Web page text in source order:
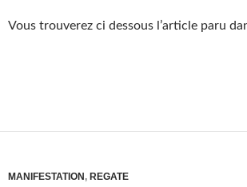
Vous trouverez ci dessous l’article paru
MANIFESTATION , REGATE